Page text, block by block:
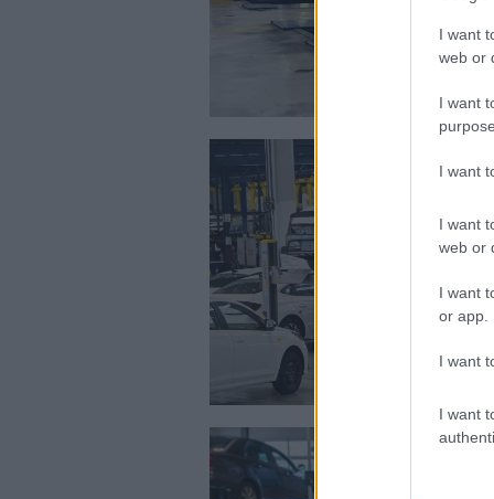
I want
web or
I want
I want
I want
web or
I want
or app.
I want
I want